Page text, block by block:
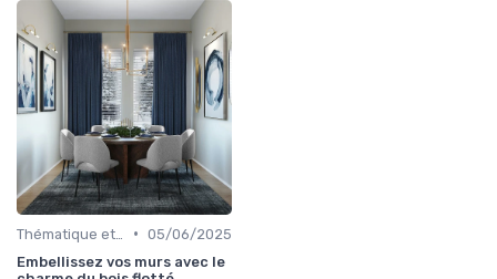
• 05/06/2025
Embellissez vos murs avec le